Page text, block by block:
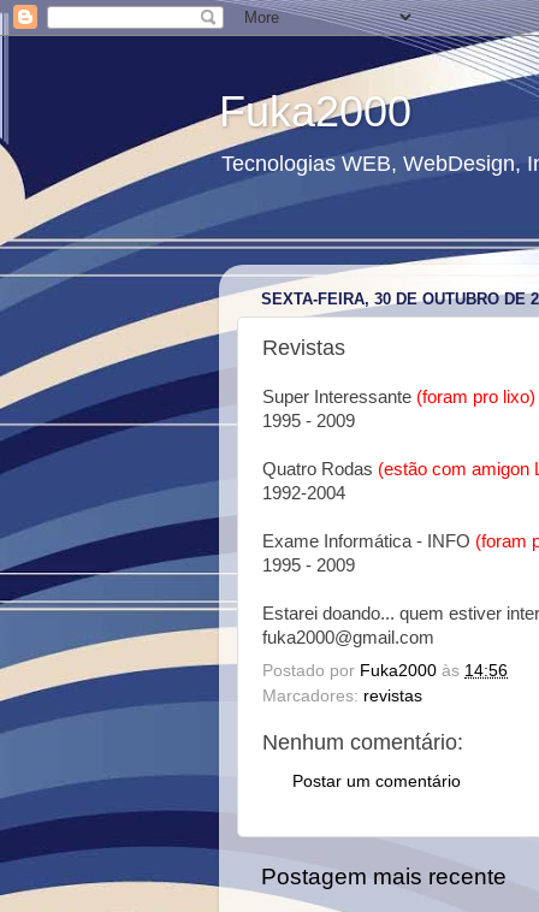
Fuka2000
Tecnologias WEB, WebDesign,
SEXTA-FEIRA, 30 DE OUTUBRO DE
Revistas
Super Interessante (foram pro lixo)
1995 - 2009
Quatro Rodas (estão com amigon
1992-2004
Exame Informática - INFO (foram
1995 - 2009
Estarei doando... quem estiver
fuka2000@gmail.com
Postado por Fuka2000 às 14:56
Marcadores: revistas
Nenhum comentário:
Postar um comentário
Postagem mais recente